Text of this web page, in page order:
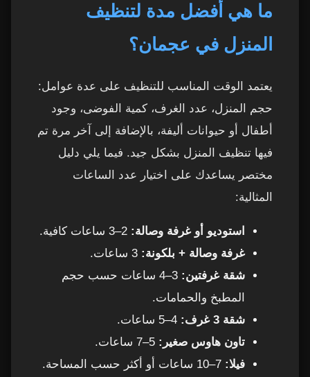
ما هي أفضل مدة لتنظيف
المنزل في عجمان؟
يعتمد الوقت المناسب للتنظيف على عدة عوامل:
حجم المنزل، عدد الغرف، كمية الفوضى، وجود
أطفال أو حيوانات أليفة، بالإضافة إلى آخر مرة تم
فيها تنظيف المنزل بشكل جيد. فيما يلي دليل
مختصر يساعدك على اختيار عدد الساعات
المثالية:
استوديو أو غرفة وصالة:
غرفة وصالة + بلكونة:
شقة غرفتين:
3–4 ساعات حسب حجم
المطبخ والحمامات.
شقة 3 غرف:
تاون هاوس صغير:
فيلا: